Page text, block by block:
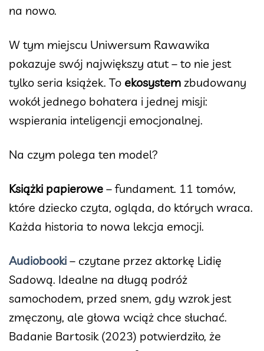
na nowo.
W tym miejscu Uniwersum Rawawika
pokazuje swój największy atut – to nie jest
tylko seria książek. To ekosystem zbudowany
wokół jednego bohatera i jednej misji:
wspierania inteligencji emocjonalnej.
Na czym polega ten model?
Książki papierowe – fundament. 11 tomów,
które dziecko czyta, ogląda, do których wraca.
Każda historia to nowa lekcja emocji.
Audiobooki – czytane przez aktorkę Lidię
Sadową. Idealne na długą podróż
samochodem, przed snem, gdy wzrok jest
zmęczony, ale głowa wciąż chce słuchać.
Badanie Bartosik (2023) potwierdziło, że